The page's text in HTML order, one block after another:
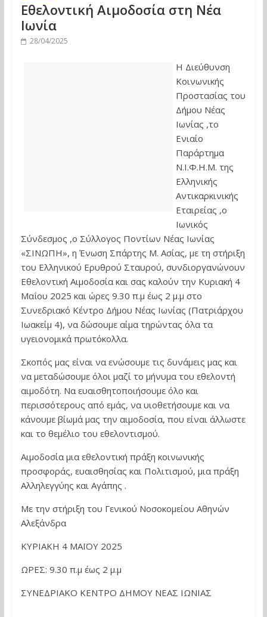
Εθελοντική Αιμοδοσία στη Νέα
Ιωνία
28/04/2025
Η Διεύθυνση
Κοινωνικής
Προστασίας του
Δήμου Νέας
Ιωνίας ,το
Ενιαίο
Παράρτημα
Ν.Ι.Φ.Η.Μ. της
Ελληνικής
Αντικαρκινικής
Εταιρείας ,ο
Ιωνικός
Σύνδεσμος ,ο Σύλλογος Ποντίων Νέας Ιωνίας
«ΣΙΝΩΠΗ», η Ένωση Σπάρτης Μ. Ασίας, με τη στήριξη
του Ελληνικού Ερυθρού Σταυρού, συνδιοργανώνουν
Εθελοντική Αιμοδοσία και σας καλούν την Kυριακή 4
Μαΐου 2025 και ώρες 9.30 π.μ έως 2 μ.μ στο
Συνεδριακό Κέντρο Δήμου Νέας Ιωνίας (Πατριάρχου
Ιωακείμ 4), να δώσουμε αίμα τηρώντας όλα τα
υγειονομικά πρωτόκολλα.
Σκοπός μας είναι να ενώσουμε τις δυνάμεις μας και
να μεταδώσουμε όλοι μαζί το μήνυμα του εθελοντή
αιμοδότη. Να ευαισθητοποιήσουμε όλο και
περισσότερους από εμάς, να υιοθετήσουμε και να
κάνουμε βίωμά μας την αιμοδοσία, που είναι άλλωστε
και το θεμέλιο του εθελοντισμού.
Αιμοδοσία μια εθελοντική πράξη κοινωνικής
προσφοράς, ευαισθησίας και Πολιτισμού, μια πράξη
Αλληλεγγύης και Αγάπης .
Με την στήριξη του Γενικού Νοσοκομείου Αθηνών
Αλεξάνδρα
ΚΥΡΙΑΚΗ 4 ΜΑΪΟΥ 2025
ΩΡΕΣ: 9.30 π.μ έως 2 μ.μ
ΣΥΝΕΔΡΙΑΚΟ ΚΕΝΤΡΟ ΔΗΜΟΥ ΝΕΑΣ ΙΩΝΙΑΣ